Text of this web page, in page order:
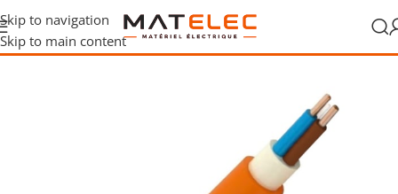
Skip to navigation
Skip to main content
/Câbles de commande et sécurité/Câbles résistants au feu